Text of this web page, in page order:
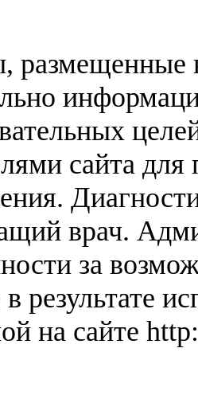
размещенные
сайта
врач.
за
результате
на сайте